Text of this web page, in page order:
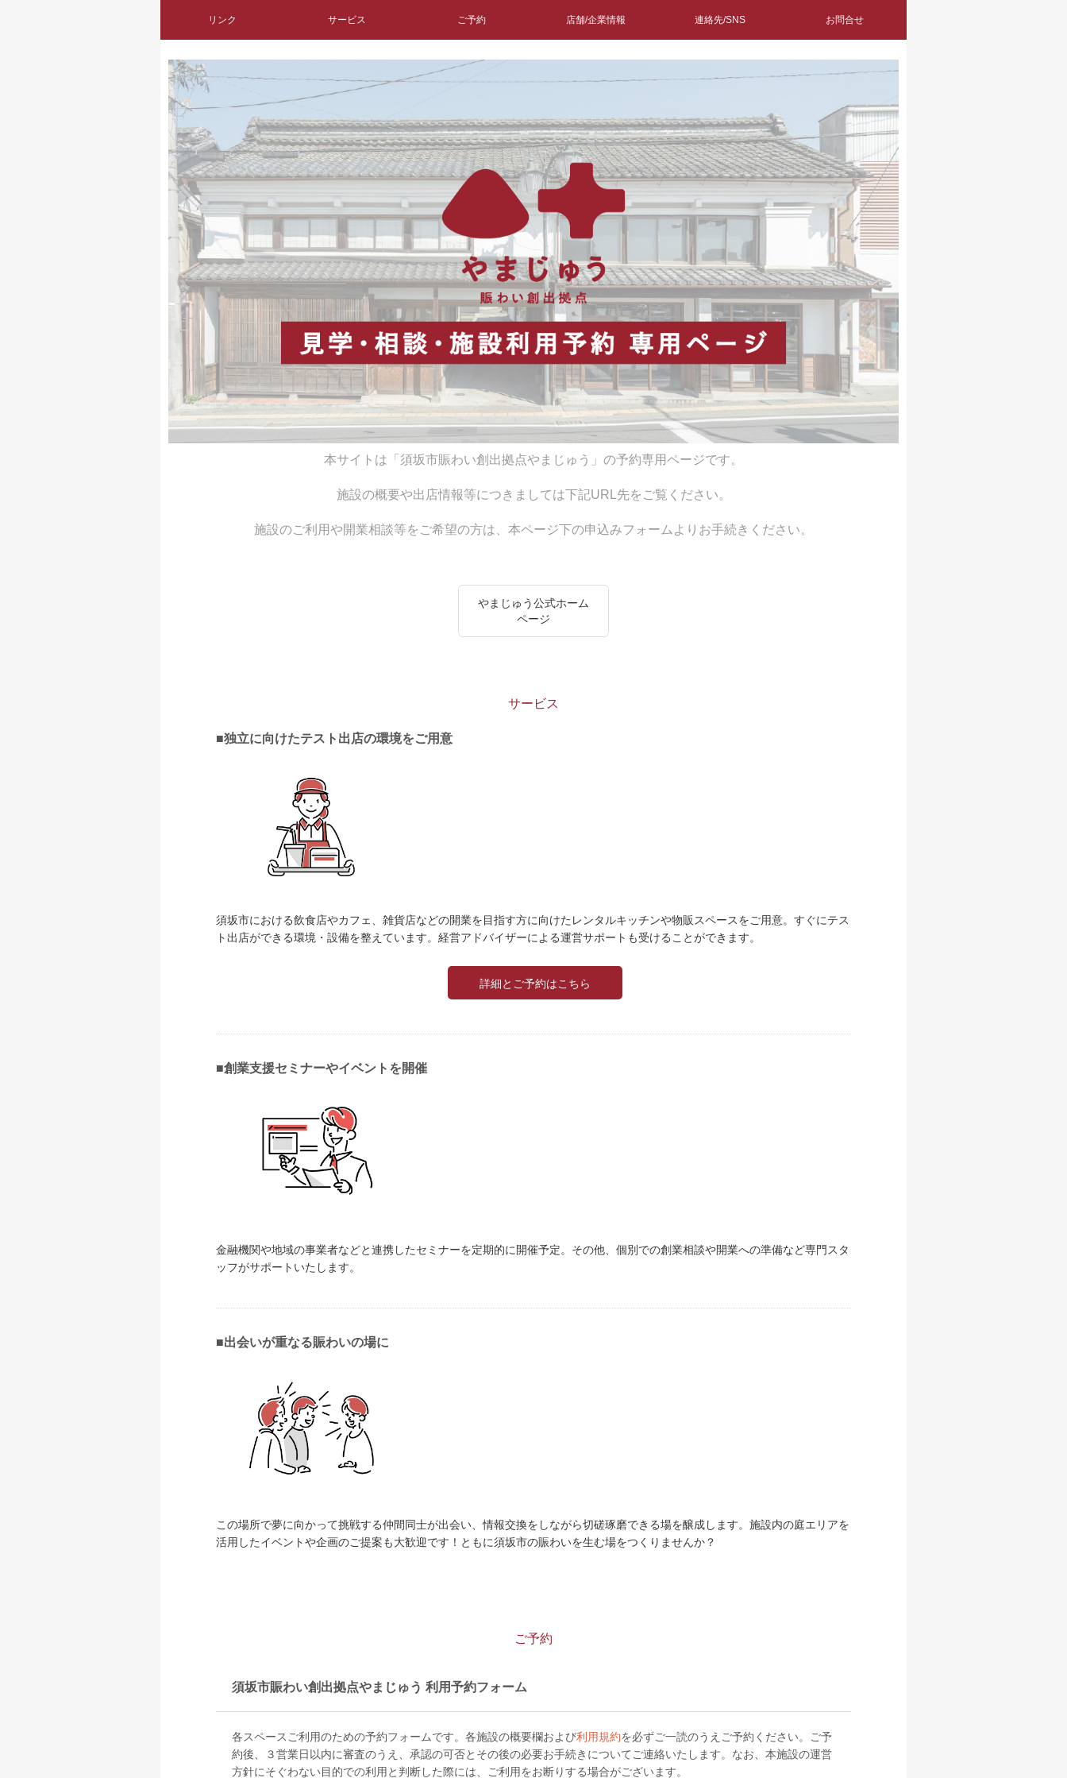
リンク サービス ご予約 店舗/企業情報 連絡先/SNS お問合せ
本サイトは「須坂市賑わい創出拠点やまじゅう」の予約専用ページです。
施設の概要や出店情報等につきましては下記URL先をご覧ください。
施設のご利用や開業相談等をご希望の方は、本ページ下の申込みフォームよりお手続きください。
やまじゅう公式ホーム
ページ
サービス
■独立に向けたテスト出店の環境をご用意
須坂市における飲食店やカフェ、雑貨店などの開業を目指す方に向けたレンタルキッチンや物販スペースをご用意。すぐにテス
ト出店ができる環境・設備を整えています。経営アドバイザーによる運営サポートも受けることができます。
詳細とご予約はこちら
■創業支援セミナーやイベントを開催
金融機関や地域の事業者などと連携したセミナーを定期的に開催予定。その他、個別での創業相談や開業への準備など専門スタ
ッフがサポートいたします。
■出会いが重なる賑わいの場に
この場所で夢に向かって挑戦する仲間同士が出会い、情報交換をしながら切磋琢磨できる場を醸成します。施設内の庭エリアを
活用したイベントや企画のご提案も大歓迎です！ともに須坂市の賑わいを生む場をつくりませんか？
ご予約